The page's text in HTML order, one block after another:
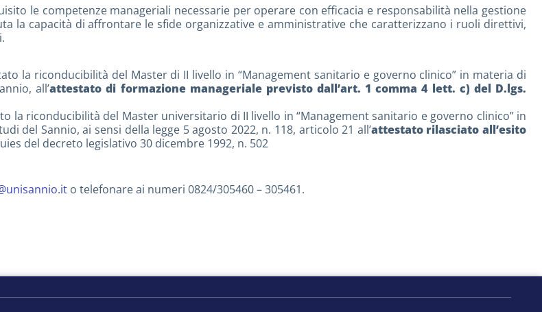
le competenze manageriali necessarie per operare con efficacia e responsabilità nella gestione
la capacità di affrontare le sfide organizzative e amministrative che caratterizzano i ruoli direttivi,
la riconducibilità del Master di II livello in “Management sanitario e governo clinico” in materia di
all’attestato di formazione manageriale previsto dall’art. 1 comma 4 lett. c) del D.lgs.
la riconducibilità del Master universitario di II livello in “Management sanitario e governo clinico” in
del Sannio, ai sensi della legge 5 agosto 2022, n. 118, articolo 21 all’attestato rilasciato all’esito
del decreto legislativo 30 dicembre 1992, n. 502
o telefonare ai numeri 0824/305460 – 305461.